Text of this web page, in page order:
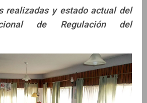
realizadas y estado actual del
de Regulación del